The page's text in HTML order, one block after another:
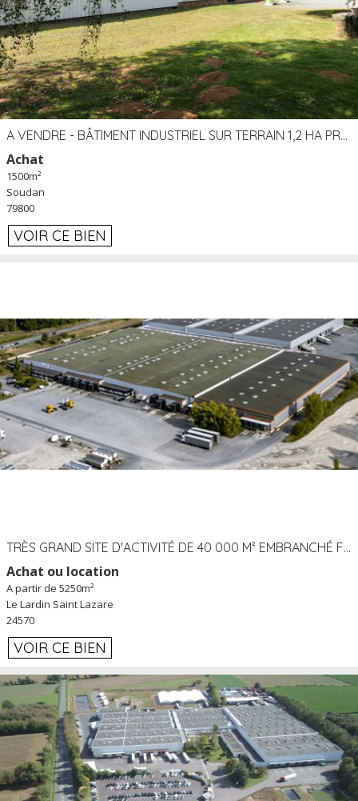
A VENDRE - BÂTIMENT INDUSTRIEL SUR TERRAIN 1,2 HA PROCHE ÉCHANGEUR A10 - SOUDAN (79)
Achat
1500m²
Soudan
79800
VOIR CE BIEN
TRÈS GRAND SITE D'ACTIVITÉ DE 40 000 M² EMBRANCHÉ FER AU LARDIN SAINT LAZARE (24) PROCHE A89 À LOUER
Achat ou location
A partir de 5250m²
Le Lardin Saint Lazare
24570
VOIR CE BIEN